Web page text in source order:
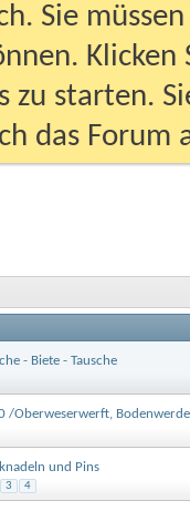
Sie
zu starten.
das
- Biete - Tausche
/Oberweserwerft,
und Pins
3 4